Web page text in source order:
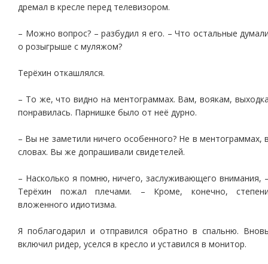
дремал в кресле перед телевизором.
– Можно вопрос? – разбудил я его. – Что остальные
о розыгрыше с муляжом?
Терёхин откашлялся.
– То же, что видно на ментограммах. Вам, воякам,
понравилась. Парнишке было от неё дурно.
– Вы не заметили ничего особенного? Не в ментограммах,
словах. Вы же допрашивали свидетелей.
– Насколько я помню, ничего, заслуживающего внимания,
Терёхин пожал плечами. – Кроме, конечно,
вложенного идиотизма.
Я поблагодарил и отправился обратно в спальню.
включил ридер, уселся в кресло и уставился в монитор.